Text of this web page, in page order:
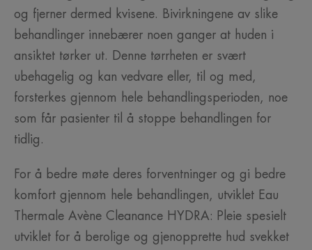
og fjerner dermed kvisene. Bivirkningene av slike
behandlinger innebærer noen ganger at huden i
ansiktet tørker ut. Denne tørrheten er svært
ubehagelig og kan vedvare eller, til og med,
forsterkes gjennom hele behandlingsperioden, noe
som får pasienter til å stoppe behandlingen for
tidlig.
For å bedre møte deres forventninger og gi bedre
komfort gjennom hele behandlingen, utviklet Eau
Thermale Avène Cleanance HYDRA: Pleie spesielt
utviklet for å berolige og gjenopprette hud svekket